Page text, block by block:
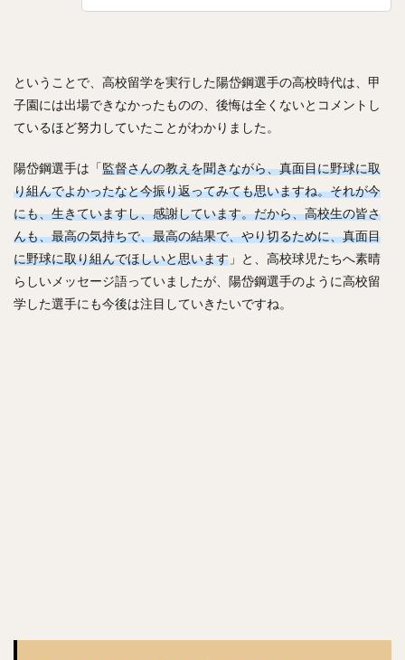
ということで、高校留学を実行した陽岱鋼選手の高校時代は、甲
子園には出場できなかったものの、後悔は全くないとコメントし
ているほど努力していたことがわかりました。
陽岱鋼選手は「監督さんの教えを聞きながら、真面目に野球に取
り組んでよかったなと今振り返ってみても思いますね。それが今
にも、生きていますし、感謝しています。だから、高校生の皆さ
んも、最高の気持ちで、最高の結果で、やり切るために、真面目
に野球に取り組んでほしいと思います 」と、高校球児たちへ素晴
らしいメッセージ語っていましたが、陽岱鋼選手のように高校留
学した選手にも今後は注目していきたいですね。